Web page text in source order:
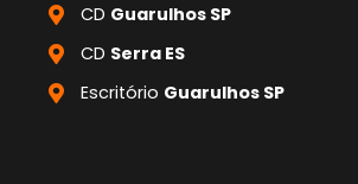
CD Guarulhos SP
CD Serra ES
Escritório Guarulhos SP